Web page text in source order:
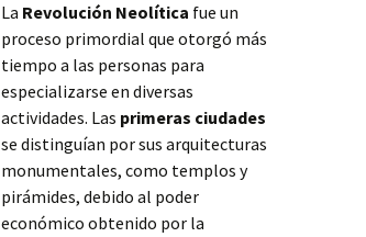
La Revolución Neolítica fue un
proceso primordial que otorgó más
tiempo a las personas para
especializarse en diversas
actividades. Las primeras ciudades
se distinguían por sus arquitecturas
monumentales, como templos y
pirámides, debido al poder
económico obtenido por la